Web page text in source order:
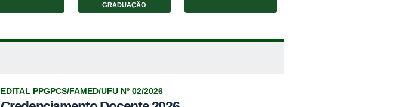
GRADUAÇÃO
EDITAL PPGPCS/FAMED/UFU Nº 02/2026